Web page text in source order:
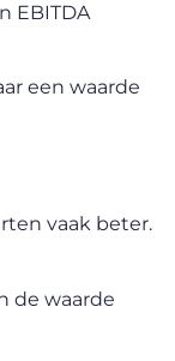
EBITDA
een waarde
vaak beter.
de waarde